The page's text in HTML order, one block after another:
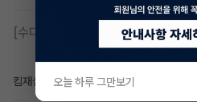
[수다방] 소렌토 2.5 T&스타리아9
킴재섭 1일 전조회 99댓글 3
오늘 하루 그만보기